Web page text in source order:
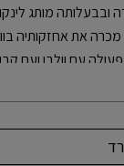
עד שנת 2008 קבוצת פורד כללה גם את יגואר ולנד רובר אך עקב
מרכבי קבוצת פורד. פורד